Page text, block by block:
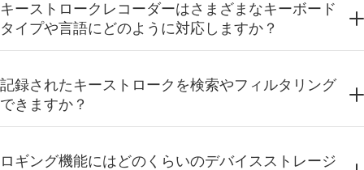
キーストロークレコーダーはさまざまなキーボード
タイプや言語にどのように対応しますか？
記録されたキーストロークを検索やフィルタリング
できますか？
ロギング機能にはどのくらいのデバイスストレージ